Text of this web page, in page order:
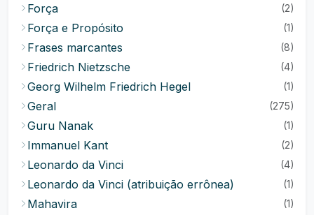
Força (2)
Força e Propósito (1)
Frases marcantes (8)
Friedrich Nietzsche (4)
Georg Wilhelm Friedrich Hegel (1)
Geral (275)
Guru Nanak (1)
Immanuel Kant (2)
Leonardo da Vinci (4)
Leonardo da Vinci (atribuição errônea) (1)
Mahavira (1)